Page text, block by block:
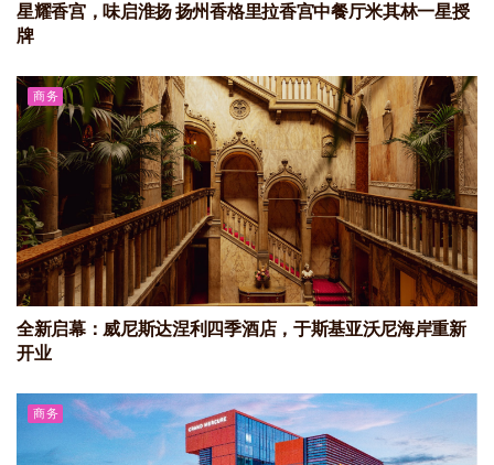
星耀香宫，味启淮扬 扬州香格里拉香宫中餐厅米其林一星授
牌
商务
全新启幕：威尼斯达涅利四季酒店，于斯基亚沃尼海岸重新
开业
商务